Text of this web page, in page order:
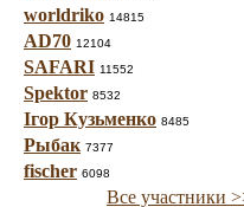
worldriko 14815
AD70 12104
SAFARI 11552
Spektor 8532
Ігор Кузьменко 8485
Рыбак 7377
fischer 6098
Все участники